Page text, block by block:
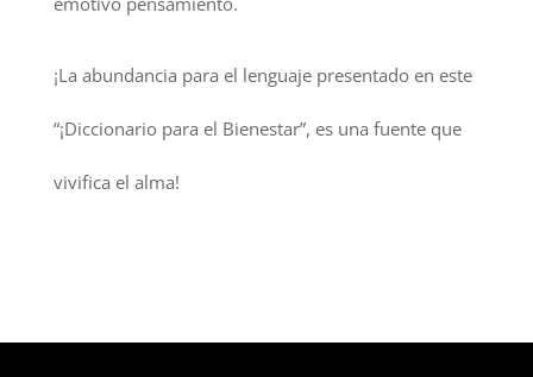
¡La abundancia para el lenguaje presentado en este
“¡Diccionario para el Bienestar”, es una fuente que
vivifica el alma!